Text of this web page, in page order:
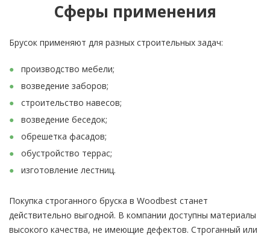
Сферы применения
Брусок применяют для разных строительных задач:
производство мебели;
возведение заборов;
строительство навесов;
возведение беседок;
обрешетка фасадов;
обустройство террас;
изготовление лестниц.
Покупка строганного бруска в Woodbest станет
действительно выгодной. В компании доступны материалы
высокого качества, не имеющие дефектов. Строганный или